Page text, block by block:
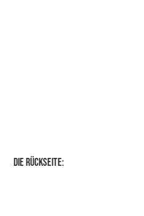
Die Rückseite: